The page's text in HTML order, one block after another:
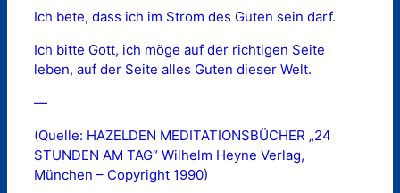
Ich bete, dass ich im Strom des Guten sein darf.
Ich bitte Gott, ich möge auf der richtigen Seite
leben, auf der Seite alles Guten dieser Welt.
—
(Quelle: HAZELDEN MEDITATIONSBÜCHER „24
STUNDEN AM TAG“ Wilhelm Heyne Verlag,
München – Copyright 1990)